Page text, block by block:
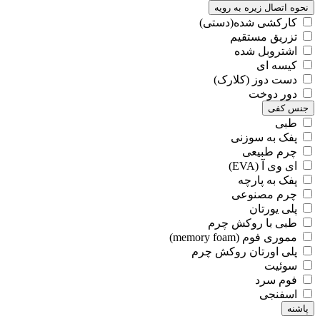
نحوه اتصال زیره به رویه
کارکشی شده(دستی)
تزریق مستقیم
اشتروبل شده
کیسه ای
دست دوز (کلارک)
دور دوخت
جنس کفی
طبی
پفک به سوزنی
چرم طبیعی
ای وی آ (EVA)
پفک به پارچه
چرم مصنوعی
پلی یورتان
طبی با روکش چرم
مموری فوم (memory foam)
پلی اورتان روکش چرم
سوئیت
فوم سرد
اسفنجی
پاشنه